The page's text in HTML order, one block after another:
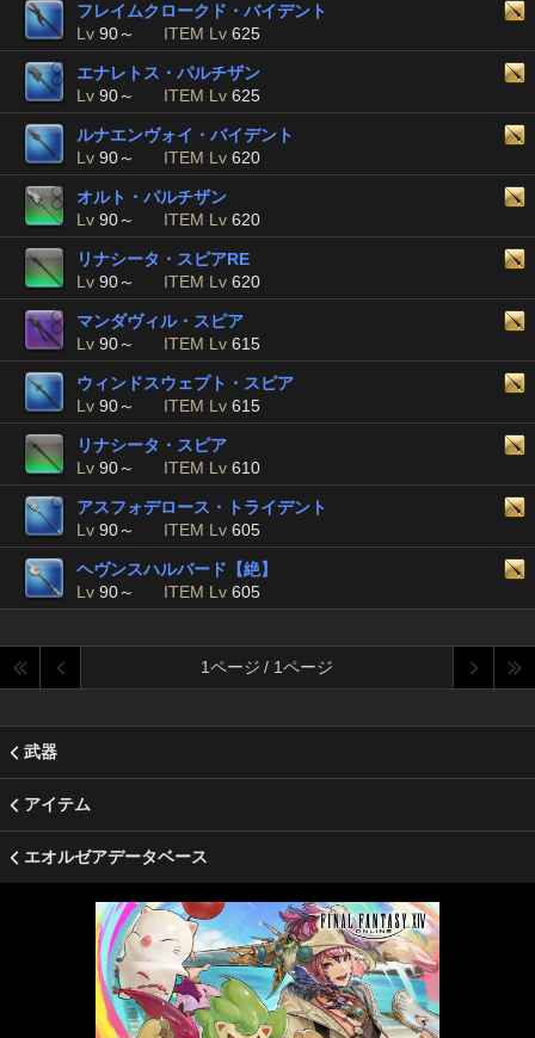
フレイムクロークド・バイデント
Lv 90～ ITEM Lv 625
エナレトス・パルチザン
Lv 90～ ITEM Lv 625
ルナエンヴォイ・バイデント
Lv 90～ ITEM Lv 620
オルト・パルチザン
Lv 90～ ITEM Lv 620
リナシータ・スピアRE
Lv 90～ ITEM Lv 620
マンダヴィル・スピア
Lv 90～ ITEM Lv 615
ウィンドスウェプト・スピア
Lv 90～ ITEM Lv 615
リナシータ・スピア
Lv 90～ ITEM Lv 610
アスフォデロース・トライデント
Lv 90～ ITEM Lv 605
ヘヴンスハルバード【絶】
Lv 90～ ITEM Lv 605
1ページ / 1ページ
武器
アイテム
エオルゼアデータベース